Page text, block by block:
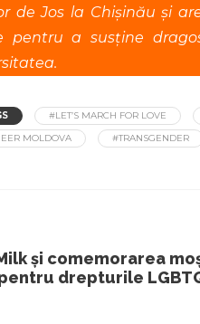
de Jos la Chișinău și
pentru a susține
#LET’S MARCH FOR LOVE
MOLDOVA
#TRANSGENDER
și comemorarea
drepturile